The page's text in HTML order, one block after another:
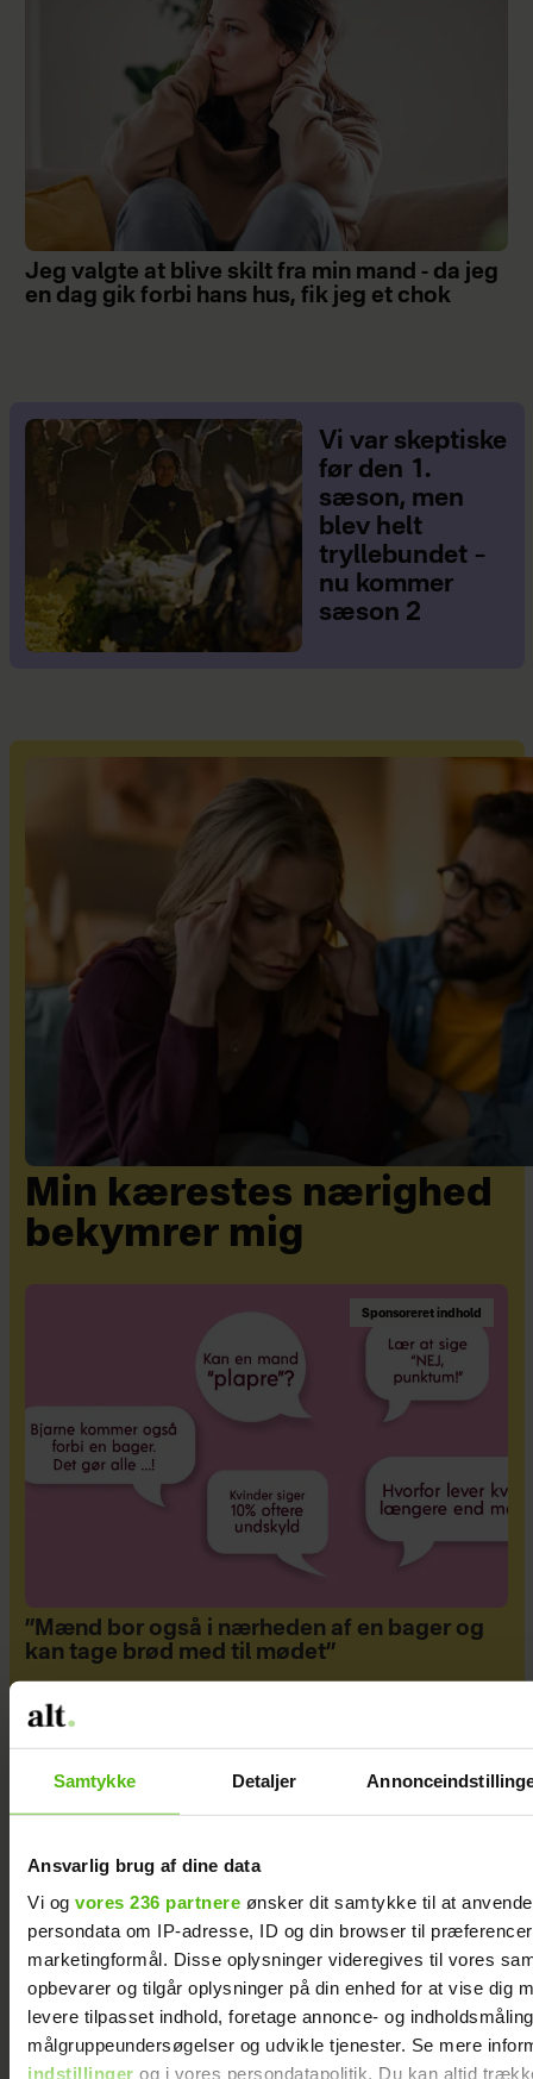
Samtykke Detaljer
Ansvarlig brug af dine data
Vi og vores 236 partnere ønsker dit samtykke til at
persondata om IP-adresse, ID og din browser til
marketingformål. Disse oplysninger videregives til vores
opbevarer og tilgår oplysninger på din enhed for at vise dig
levere tilpasset indhold, foretage annonce- og
målgruppeundersøgelser og udvikle tjenester. Se mere
indstillinger og i vores persondatapolitik. Du kan altid
Jeg valgte at blive skilt fra min mand - da jeg
en dag gik forbi hans hus, fik jeg et chok
Vi var skeptiske
før den 1.
sæson, men
blev helt
tryllebundet –
nu kommer
sæson 2
Min kærestes nærighed
bekymrer mig
Sponsoreret indhold
”Mænd bor også i nærheden af en bager og
kan tage brød med til mødet”
Asger og hans hustru har rejst i hele verden –
og selvom han næsten er blind, fortsætter